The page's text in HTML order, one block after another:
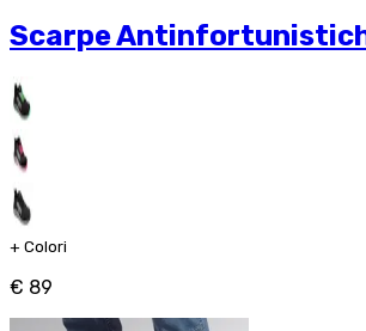
Scarpe
+ Colori
€ 89